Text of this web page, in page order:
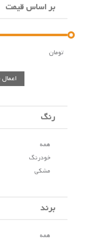
بر اساس قیمت
تومان
اعمال
رنگ
همه
خودرنگ
مشکی
برند
همه